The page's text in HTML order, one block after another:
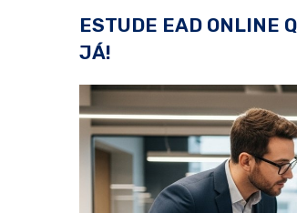
ESTUDE EAD ONLINE
JÁ!